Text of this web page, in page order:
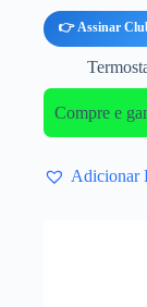
👉 Assinar
Compre e
Adicionar